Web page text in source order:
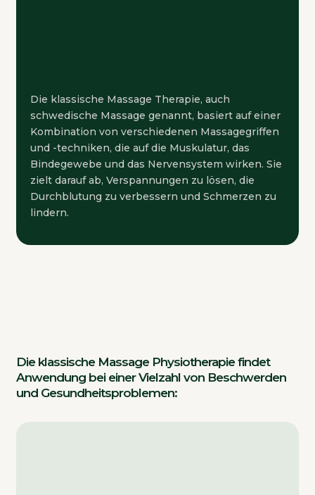
Die klassische Massage Therapie, auch
schwedische Massage genannt, basiert auf einer
Kombination von verschiedenen Massagegriffen
und -techniken, die auf die Muskulatur, das
Bindegewebe und das Nervensystem wirken. Sie
zielt darauf ab, Verspannungen zu lösen, die
Durchblutung zu verbessern und Schmerzen zu
lindern.
Die klassische Massage Physiotherapie findet
Anwendung bei einer Vielzahl von Beschwerden
und Gesundheitsproblemen: